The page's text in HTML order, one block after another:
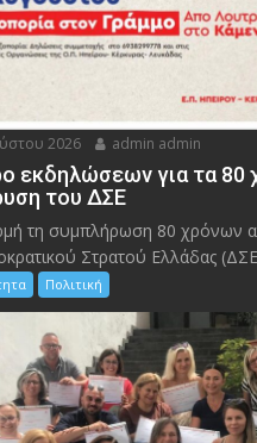
2026 admin admin
εκδηλώσεων για τα 80
του ΔΣΕ
τη συμπλήρωση 80 χρόνων
Στρατού Ελλάδας
Πολιτική